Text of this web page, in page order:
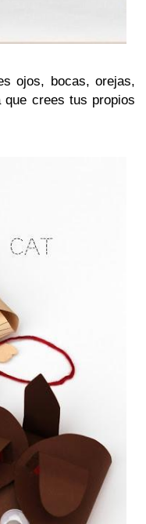
ojos, bocas, orejas,
crees tus propios